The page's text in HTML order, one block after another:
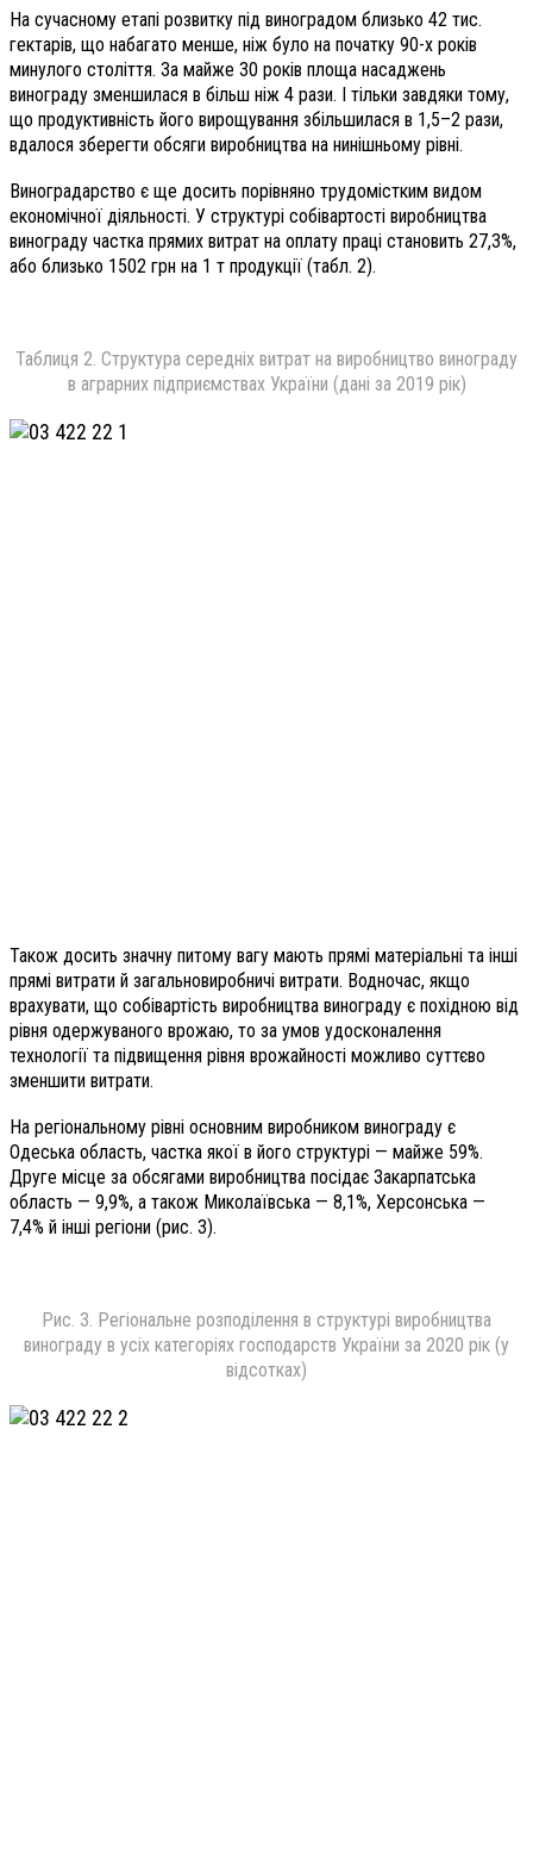
На сучасному етапі розвитку під виноградом близько 42 тис.
гектарів, що набагато менше, ніж було на початку 90-х років
минулого століття. За майже 30 років площа насаджень
винограду зменшилася в більш ніж 4 рази. І тільки завдяки тому,
що продуктивність його вирощування збільшилася в 1,5–2 рази,
вдалося зберегти обсяги виробництва на нинішньому рівні.
Виноградарство є ще досить порівняно трудомістким видом
економічної діяльності. У структурі собівартості виробництва
винограду частка прямих витрат на оплату праці становить 27,3%,
або близько 1502 грн на 1 т продукції (табл. 2).
Таблиця 2. Структура середніх витрат на виробництво винограду
в аграрних підприємствах України (дані за 2019 рік)
Також досить значну питому вагу мають прямі матеріальні та інші
прямі витрати й загальновиробничі витрати. Водночас, якщо
врахувати, що собівартість виробництва винограду є похідною від
рівня одержуваного врожаю, то за умов удосконалення
технології та підвищення рівня врожайності можливо суттєво
зменшити витрати.
На регіональному рівні основним виробником винограду є
Одеська область, частка якої в його структурі — майже 59%.
Друге місце за обсягами виробництва посідає Закарпатська
область — 9,9%, а також Миколаївська — 8,1%, Херсонська —
7,4% й інші регіони (рис. 3).
Рис. 3. Регіональне розподілення в структурі виробництва
винограду в усіх категоріях господарств України за 2020 рік (у
відсотках)